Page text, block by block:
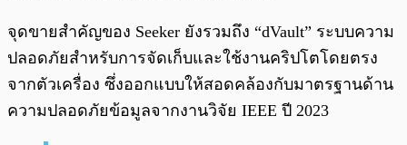
จุดขายสำคัญของ Seeker ยังรวมถึง “dVault” ระบบความ
ปลอดภัยสำหรับการจัดเก็บและใช้งานคริปโตโดยตรง
จากตัวเครื่อง ซึ่งออกแบบให้สอดคล้องกับมาตรฐานด้าน
ความปลอดภัยข้อมูลจากงานวิจัย IEEE ปี 2023